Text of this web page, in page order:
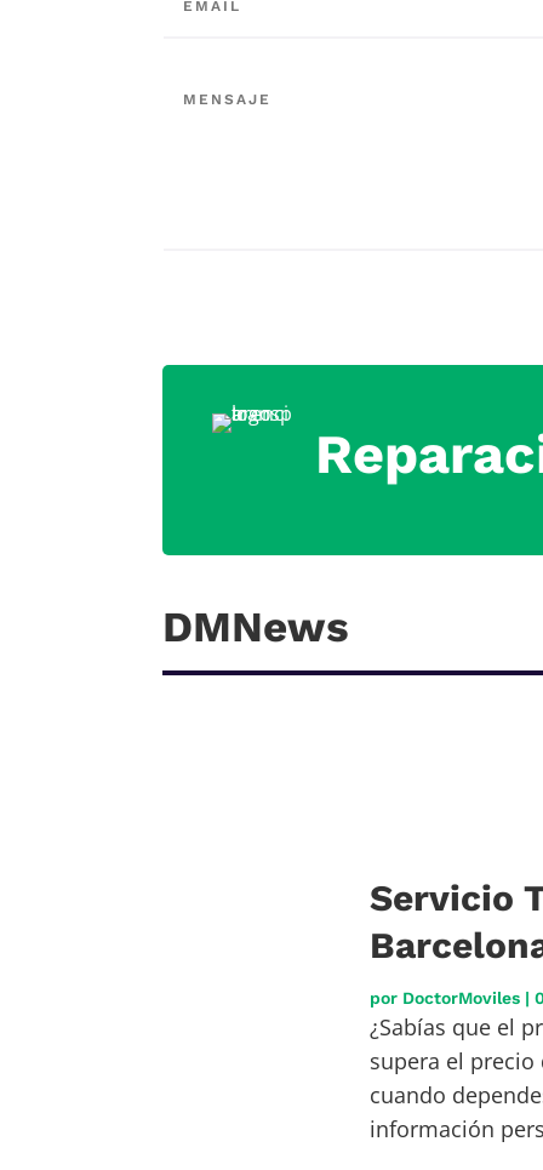
DMNews
Servicio
por DoctorMoviles|
¿Sabías que el
supera el
cuando
información